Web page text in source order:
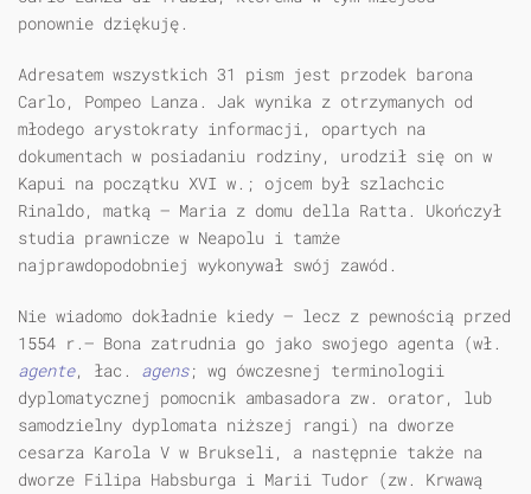
ponownie dziękuję.
Adresatem wszystkich 31 pism jest przodek barona
Carlo, Pompeo Lanza. Jak wynika z otrzymanych od
młodego arystokraty informacji, opartych na
dokumentach w posiadaniu rodziny, urodził się on w
Kapui na początku XVI w.; ojcem był szlachcic
Rinaldo, matką — Maria z domu della Ratta. Ukończył
studia prawnicze w Neapolu i tamże
najprawdopodobniej wykonywał swój zawód.
Nie wiadomo dokładnie kiedy — lecz z pewnością przed
1554 r.— Bona zatrudnia go jako swojego agenta (wł.
agente, łac. agens; wg ówczesnej terminologii
dyplomatycznej pomocnik ambasadora zw. orator, lub
samodzielny dyplomata niższej rangi) na dworze
cesarza Karola V w Brukseli, a następnie także na
dworze Filipa Habsburga i Marii Tudor (zw. Krwawą